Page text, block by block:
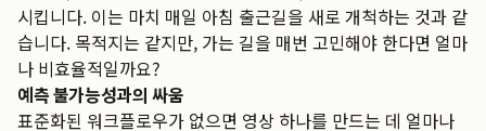
시킵니다. 이는 마치 매일 아침 출근길을 새로 개척하는 것과 같
습니다. 목적지는 같지만, 가는 길을 매번 고민해야 한다면 얼마
나 비효율적일까요?
예측 불가능성과의 싸움
표준화된 워크플로우가 없으면 영상 하나를 만드는 데 얼마나